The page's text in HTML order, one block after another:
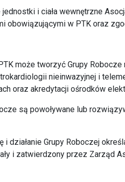
i ciała wewnętrzne
obowiązującymi w PTK oraz
może tworzyć Grupy
nieinwazyjnej i
oraz akredytacji ośrodków
są powoływane lub
i działanie Grupy Roboczej
i zatwierdzony przez Zarząd